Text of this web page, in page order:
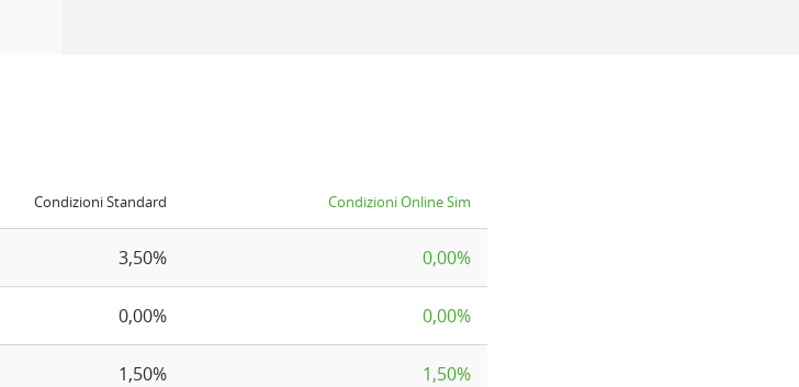
Condizioni Standard Condizioni Online Sim
3,50% 0,00%
0,00% 0,00%
1,50% 1,50%